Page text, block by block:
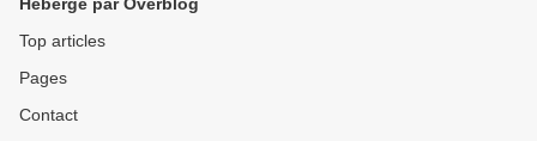
Top articles
Pages
Contact